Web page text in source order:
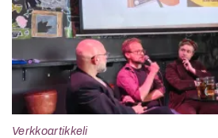
Verkkoartikkeli